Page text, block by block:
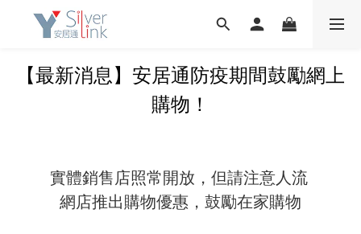
【最新消息】安居通防疫期間鼓勵網上
購物！
實體銷售店照常開放，但請注意人流
網店推出購物優惠，鼓勵在家購物